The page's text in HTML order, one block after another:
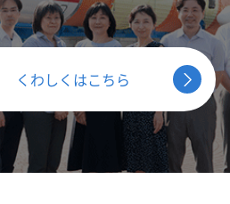
くわしくはこちら